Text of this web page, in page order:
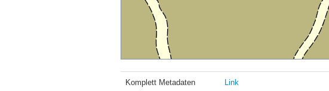
Komplett Metadaten Link